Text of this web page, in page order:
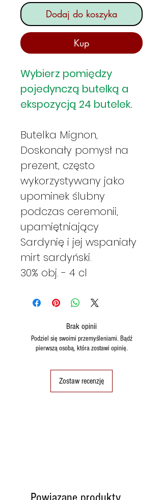
Dodaj do koszyka
Kup
Wybierz pomiędzy
pojedynczą butelką a
ekspozycją 24 butelek.
Butelka Mignon,
Doskonały pomysł na
prezent, często
wykorzystywany jako
upominek ślubny
podczas ceremonii,
upamiętniający
Sardynię i jej wspaniały
mirt sardyński.
30% obj. - 4 cl
Brak opinii
Podziel się swoimi przemyśleniami. Bądź
pierwszą osobą, która zostawi opinię.
Zostaw recenzję